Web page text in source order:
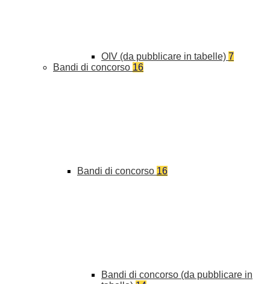
OIV (da pubblicare in tabelle) 7
Bandi di concorso 16
Bandi di concorso 16
Bandi di concorso (da pubblicare in